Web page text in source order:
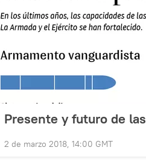
Presente y futuro de
2 de marzo 2018, 14:00 GMT